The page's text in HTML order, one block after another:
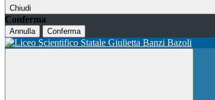
Chiudi
Conferma
Annulla Conferma